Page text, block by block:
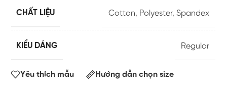
CHẤT LIỆU Cotton, Polyester,Spandex
KIỂU DÁNG Regular
Yêu thích mẫu Hướng dẫn chọn size